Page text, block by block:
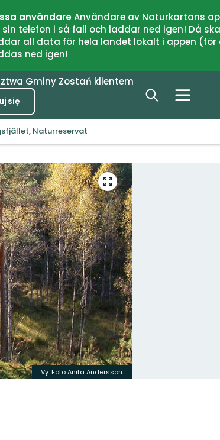
användareAnvändare av Naturkartans
telefon i så fall och laddar ned igen! Då
all data för hela landet lokalt i appen
ned igen!
Gminy Zostań klientem
się
Naturreservat
Przejdź
do
trybu
pełnoekranowego
Vy. Foto Anita Andersson.